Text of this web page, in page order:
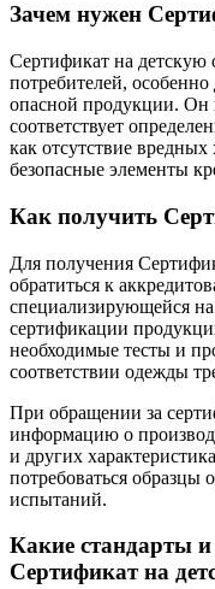
Зачем нужен
Сертификат на детскую
потребителей,
опасной продукции. Он
соответствует
как отсутствие
безопасные элементы
Как получить
Для получения
обратиться к
специализирующейся
сертификации
необходимые тесты и
соответствии одежды
При обращении за
информацию о
и других
потребоваться образцы
испытаний.
Какие стандарты
Сертификат на